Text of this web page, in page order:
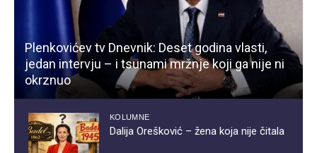
Plenkovićev tv Dnevnik: Deset godina vlasti,
jedan intervju – i tsunami mržnje koji ga nije ni
okrznuo
KOLUMNE
Dalija Orešković – žena koja nije čitala